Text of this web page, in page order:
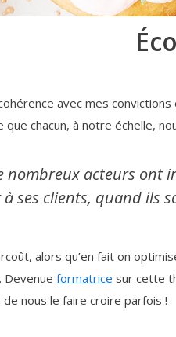
avec mes
chacun, à notre échelle,
nombreux acteurs ont
ses clients, quand ils
alors qu’en fait on
Devenue formatrice sur cette
nous le faire croire parfois !